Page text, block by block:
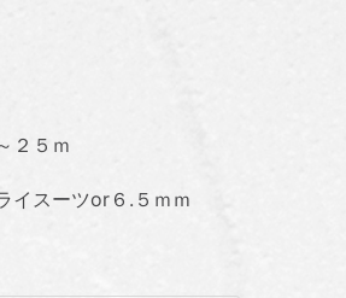
２５ｍ
イスーツor６.５ｍｍ